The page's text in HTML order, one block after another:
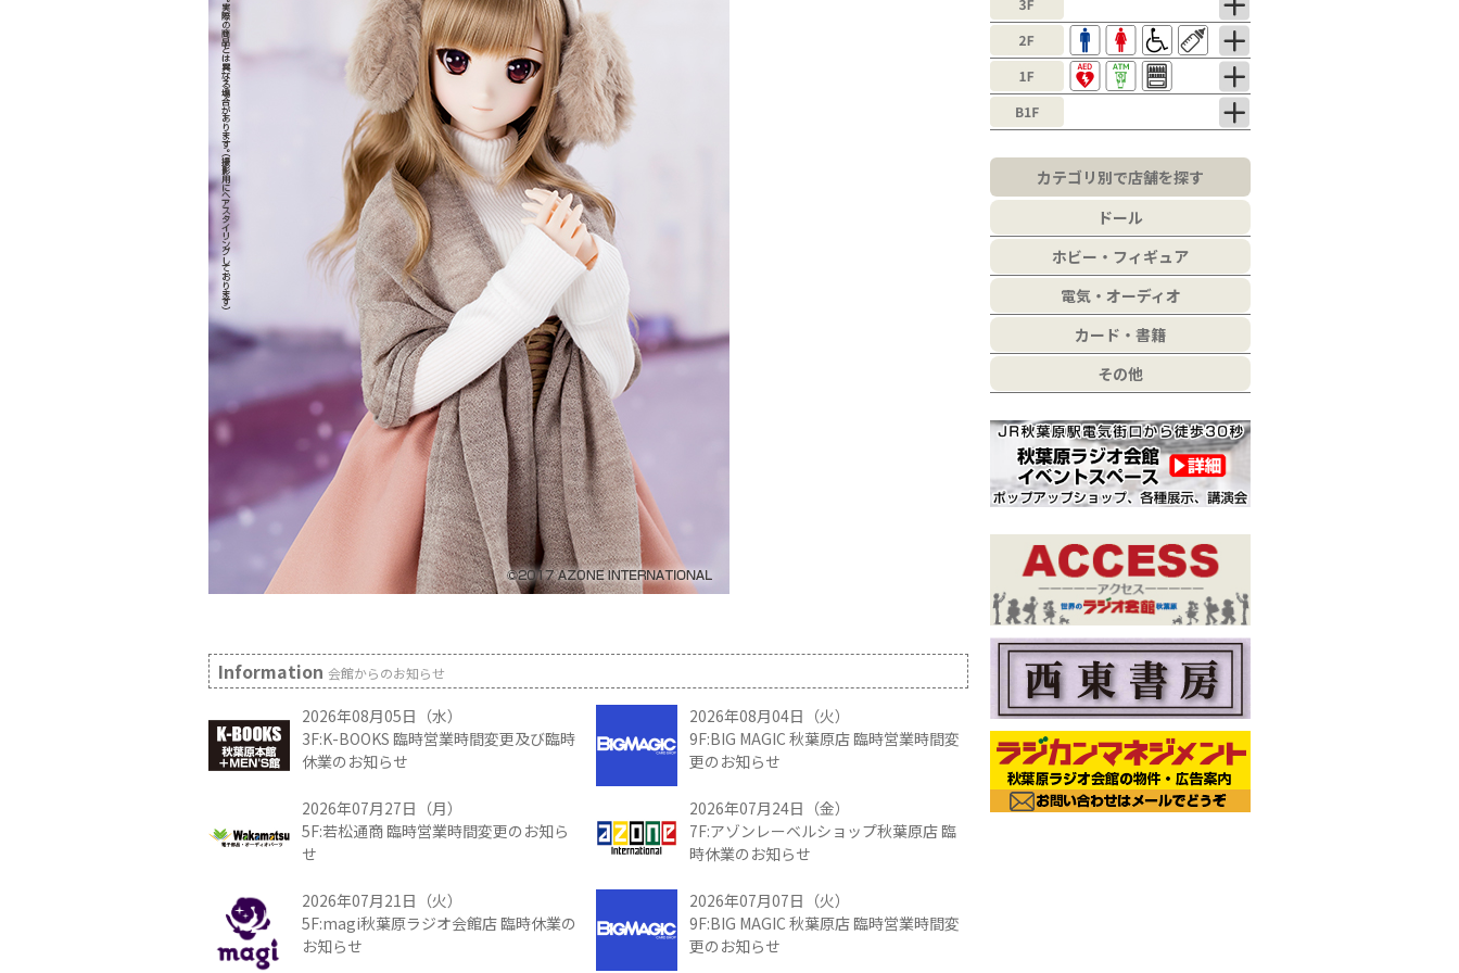
Information 会館からのお知らせ
2026年08月05日（水）
3F:K-BOOKS 臨時営業時間変更及び臨時
休業のお知らせ
2026年08月04日（火）
9F:BIG MAGIC 秋葉原店 臨時営業時間変
更のお知らせ
2026年07月27日（月）
5F:若松通商 臨時営業時間変更のお知ら
せ
2026年07月24日（金）
7F:アゾンレーベルショップ秋葉原店 臨
時休業のお知らせ
2026年07月21日（火）
5F:magi秋葉原ラジオ会館店 臨時休業の
お知らせ
2026年07月07日（火）
9F:BIG MAGIC 秋葉原店 臨時営業時間変
更のお知らせ
カテゴリ別で店舗を探す
ドール
ホビー・フィギュア
電気・オーディオ
カード・書籍
その他